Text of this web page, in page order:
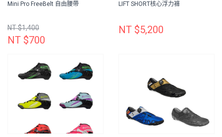
Mini Pro FreeBelt 自由腰帶
NT $1,400
NT $700
LIFT SHORT核心浮力褲
NT $5,200